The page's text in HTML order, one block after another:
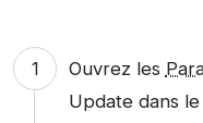
Ouvrez les
Update dans